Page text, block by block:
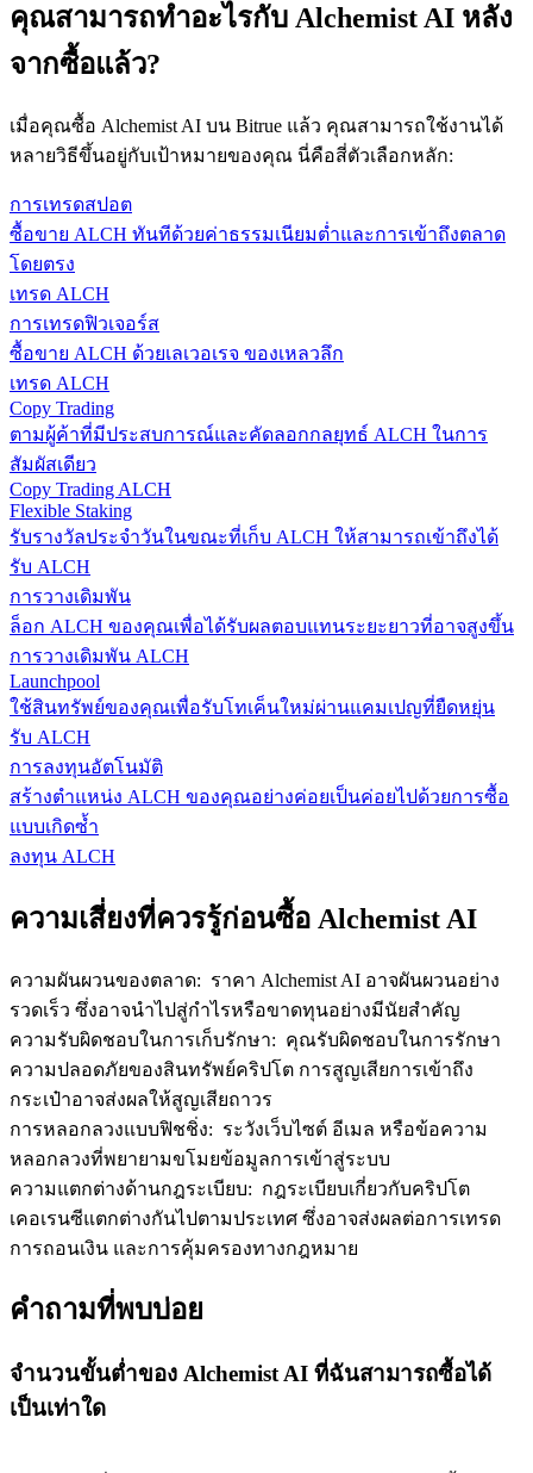
คุณสามารถทำอะไรกับ Alchemist AI หลัง
จากซื้อแล้ว?
เมื่อคุณซื้อ Alchemist AI บน Bitrue แล้ว คุณสามารถใช้งานได้
หลายวิธีขึ้นอยู่กับเป้าหมายของคุณ นี่คือสี่ตัวเลือกหลัก:
การเทรดสปอต
ซื้อขาย ALCH ทันทีด้วยค่าธรรมเนียมต่ำและการเข้าถึงตลาด
โดยตรง
เทรด ALCH
การเทรดฟิวเจอร์ส
ซื้อขาย ALCH ด้วยเลเวอเรจ ของเหลวลึก
เทรด ALCH
Copy Trading
ตามผู้ค้าที่มีประสบการณ์และคัดลอกกลยุทธ์ ALCH ในการ
สัมผัสเดียว
Copy Trading ALCH
Flexible Staking
รับรางวัลประจำวันในขณะที่เก็บ ALCH ให้สามารถเข้าถึงได้
รับ ALCH
การวางเดิมพัน
ล็อก ALCH ของคุณเพื่อได้รับผลตอบแทนระยะยาวที่อาจสูงขึ้น
การวางเดิมพัน ALCH
Launchpool
ใช้สินทรัพย์ของคุณเพื่อรับโทเค็นใหม่ผ่านแคมเปญที่ยืดหยุ่น
รับ ALCH
การลงทุนอัตโนมัติ
สร้างตำแหน่ง ALCH ของคุณอย่างค่อยเป็นค่อยไปด้วยการซื้อ
แบบเกิดซ้ำ
ลงทุน ALCH
ความเสี่ยงที่ควรรู้ก่อนซื้อ Alchemist AI
ความผันผวนของตลาด: ราคา Alchemist AI อาจผันผวนอย่าง
รวดเร็ว ซึ่งอาจนำไปสู่กำไรหรือขาดทุนอย่างมีนัยสำคัญ
ความรับผิดชอบในการเก็บรักษา: คุณรับผิดชอบในการรักษา
ความปลอดภัยของสินทรัพย์คริปโต การสูญเสียการเข้าถึง
กระเป๋าอาจส่งผลให้สูญเสียถาวร
การหลอกลวงแบบฟิชชิ่ง: ระวังเว็บไซต์ อีเมล หรือข้อความ
หลอกลวงที่พยายามขโมยข้อมูลการเข้าสู่ระบบ
ความแตกต่างด้านกฎระเบียบ: กฎระเบียบเกี่ยวกับคริปโต
เคอเรนซีแตกต่างกันไปตามประเทศ ซึ่งอาจส่งผลต่อการเทรด
การถอนเงิน และการคุ้มครองทางกฎหมาย
คำถามที่พบบ่อย
จำนวนขั้นต่ำของ Alchemist AI ที่ฉันสามารถซื้อได้
เป็นเท่าใด